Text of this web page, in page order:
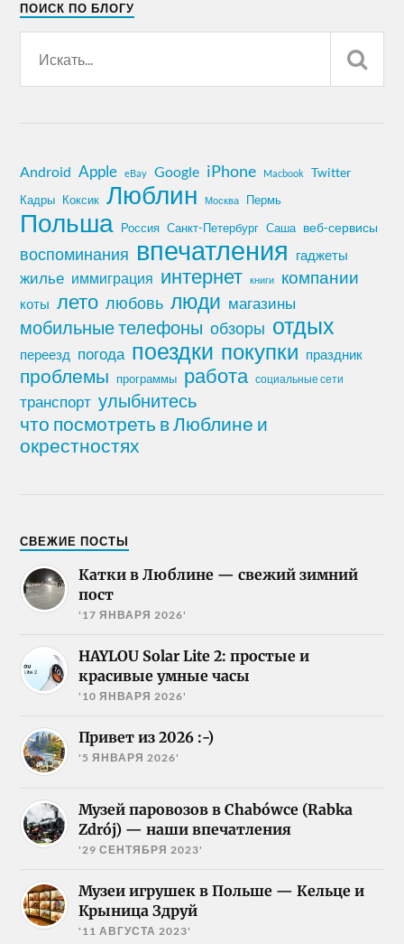
ПОИСК ПО БЛОГУ
Android Apple eBay Google iPhone Macbook Twitter
Кадры Коксик Люблин Москва Пермь
Польша Россия Санкт-Петербург Саша веб-сервисы
воспоминания впечатления гаджеты
жилье иммиграция интернет книги компании
коты лето любовь люди магазины
мобильные телефоны обзоры отдых
переезд погода поездки покупки праздник
проблемы программы работа социальные сети
транспорт улыбнитесь
что посмотреть в Люблине и
окрестностях
СВЕЖИЕ ПОСТЫ
Катки в Люблине — свежий зимний
пост
'17 ЯНВАРЯ 2026'
HAYLOU Solar Lite 2: простые и
красивые умные часы
'10 ЯНВАРЯ 2026'
Привет из 2026 :-)
'5 ЯНВАРЯ 2026'
Музей паровозов в Chabówce (Rabka
Zdrój) — наши впечатления
'29 СЕНТЯБРЯ 2023'
Музеи игрушек в Польше — Кельце и
Крыница Здруй
'11 АВГУСТА 2023'